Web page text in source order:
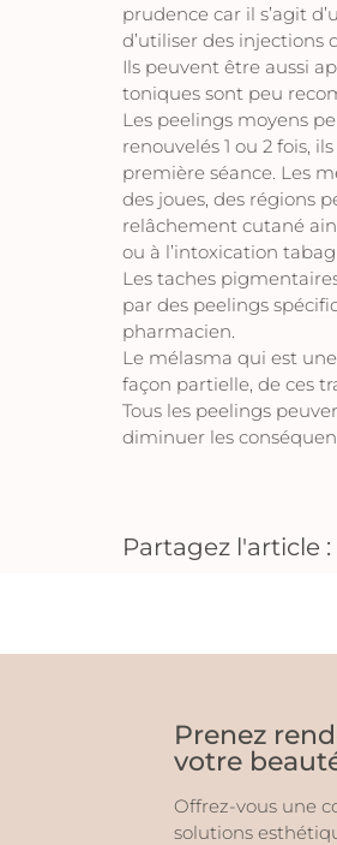
prudence car il s’agit
d’utiliser des
Ils peuvent être aussi
toniques sont peu
Les peelings moyens
renouvelés 1 ou 2 fois,
première séance. Les
des joues, des régions
relâchement cutané
ou à l’intoxication
Les taches
par des peelings
pharmacien.
Le mélasma qui est
façon partielle, de ces
Tous les peelings
diminuer les
Partagez l'article :
Prenez
votre
Offrez-vous une
solutions